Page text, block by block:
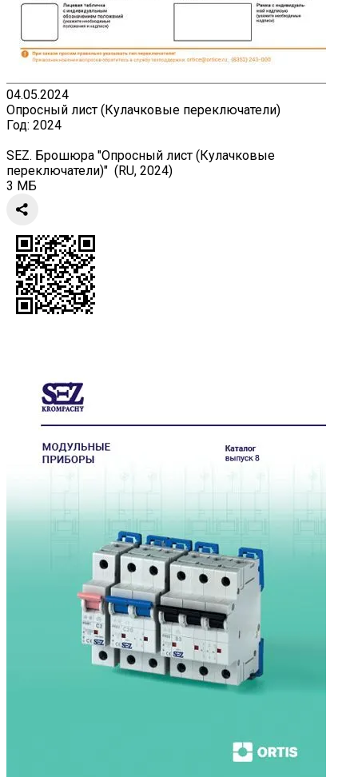
04.05.2024
Опросный лист (Кулачковые переключатели)
Год: 2024
SEZ. Брошюра "Опросный лист (Кулачковые
переключатели)" (RU, 2024)
3 МБ